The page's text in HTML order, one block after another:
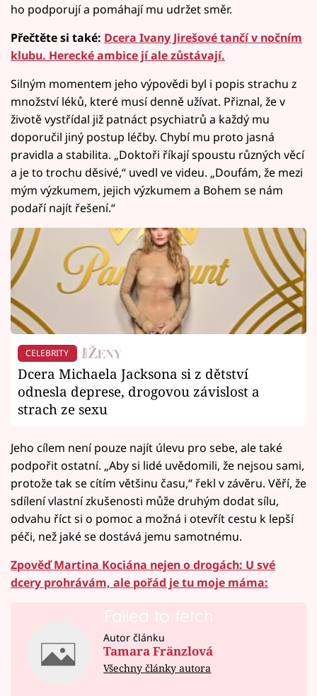
ho podporují a pomáhají mu udržet směr.
Přečtěte si také: Dcera Ivany Jirešové tančí v nočním
klubu. Herecké ambice jí ale zůstávají.
Silným momentem jeho výpovědi byl i popis strachu z
množství léků, které musí denně užívat. Přiznal, že v
životě vystřídal již patnáct psychiatrů a každý mu
doporučil jiný postup léčby. Chybí mu proto jasná
pravidla a stabilita. „Doktoři říkají spoustu různých věcí
a je to trochu děsivé,“ uvedl ve videu. „Doufám, že mezi
mým výzkumem, jejich výzkumem a Bohem se nám
podaří najít řešení.“
CELEBRITY
Dcera Michaela Jacksona si z dětství
odnesla deprese, drogovou závislost a
strach ze sexu
Jeho cílem není pouze najít úlevu pro sebe, ale také
podpořit ostatní. „Aby si lidé uvědomili, že nejsou sami,
protože tak se cítím většinu času,“ řekl v závěru. Věří, že
sdílení vlastní zkušenosti může druhým dodat sílu,
odvahu říct si o pomoc a možná i otevřít cestu k lepší
péči, než jaké se dostává jemu samotnému.
Zpověď Martina Kociána nejen o drogách: U své
dcery prohrávám, ale pořád je tu moje máma:
Failed to fetch
Autor článku
Tamara Fränzlová
Všechny články autora